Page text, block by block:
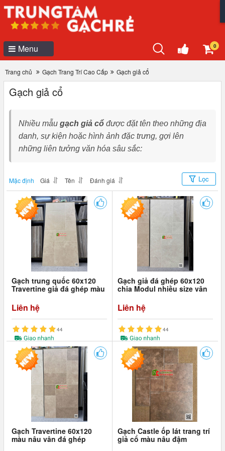
Menu 0
Trang chủ Gạch Trang Trí Cao Cấp Gạch giả cổ
Gạch giả cổ
Nhiều mẫu gạch giả cổ được đặt tên theo những địa
danh, sự kiện hoặc hình ảnh đặc trưng, gợi lên
những liên tưởng văn hóa sâu sắc:
Mặc định Giá Tên Đánh giá Lọc
Gạch trung quốc 60x120
Travertine giả đá ghép màu
Liên hệ
44
Gạch giả đá ghép 60x120
chia Modul nhiều size vân
Liên hệ
44
Gạch Travertine 60x120
màu nâu vân đá ghép
Gạch Castle ốp lát trang trí
giả cổ màu nâu đậm